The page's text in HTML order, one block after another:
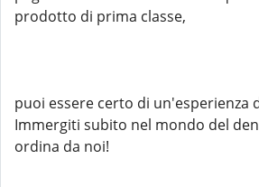
prodotto di prima classe,
puoi essere certo di un'esperienza
Immergiti subito nel mondo del
ordina da noi!